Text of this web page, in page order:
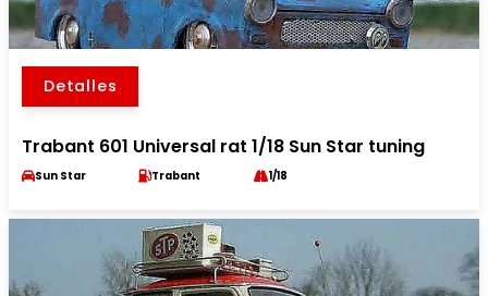
Detalles
Trabant 601 Universal rat 1/18 Sun Star tuning
Sun Star Trabant 1/18